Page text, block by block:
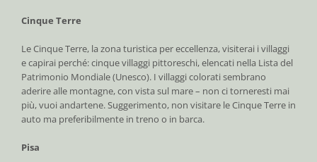
Cinque Terre
Le Cinque Terre, la zona turistica per eccellenza, visiterai i villaggi
e capirai perché: cinque villaggi pittoreschi, elencati nella Lista del
Patrimonio Mondiale (Unesco). I villaggi colorati sembrano
aderire alle montagne, con vista sul mare – non ci torneresti mai
più, vuoi andartene. Suggerimento, non visitare le Cinque Terre in
auto ma preferibilmente in treno o in barca.
Pisa